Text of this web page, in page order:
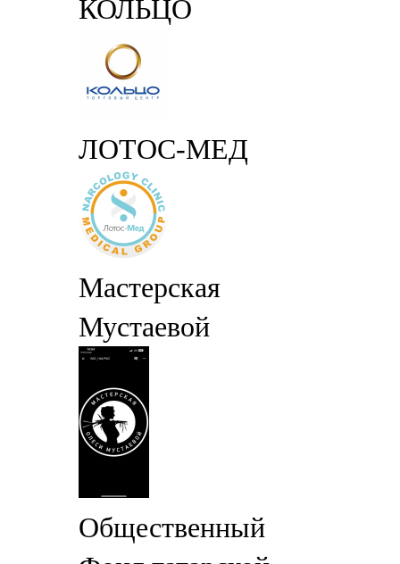
КОЛЬЦО
ЛОТОС-МЕД
Мастерская
Мустаевой
Общественный